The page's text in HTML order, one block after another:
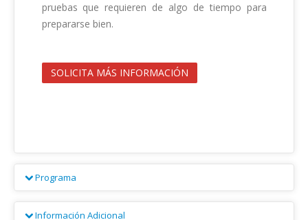
pruebas que requieren de algo de tiempo para
prepararse bien.
SOLICITA MÁS INFORMACIÓN
Programa
La preparación del acceso a la policía local que
Información Adicional